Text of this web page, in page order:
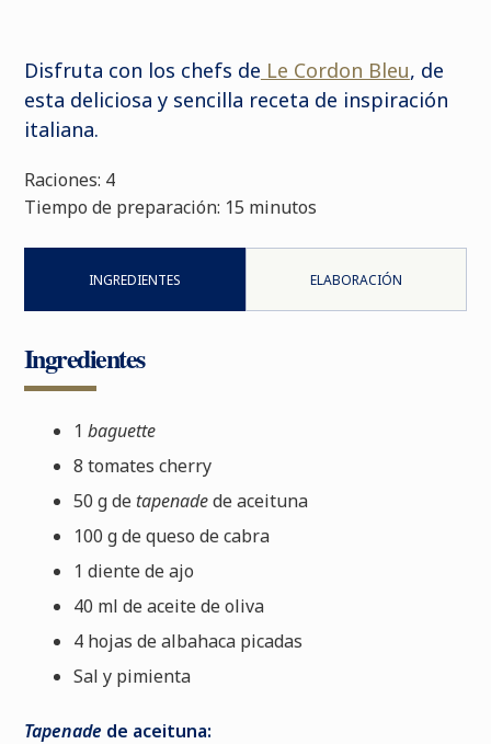
Disfruta con los chefs de Le Cordon Bleu, de
esta deliciosa y sencilla receta de inspiración
italiana.
Raciones: 4
Tiempo de preparación: 15 minutos
INGREDIENTES ELABORACIÓN
Ingredientes
1 baguette
8 tomates cherry
50 g de tapenadede aceituna
100 g de queso de cabra
1 diente de ajo
40 ml de aceite de oliva
4 hojas de albahaca picadas
Sal y pimienta
Tapenade de aceituna: